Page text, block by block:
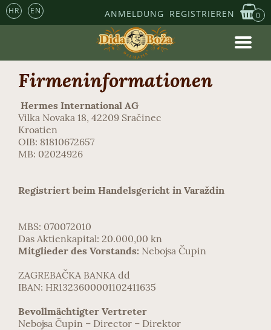
HR EN ANMELDUNG REGISTRIEREN 0
Firmeninformationen
Hermes International AG
Vilka Novaka 18, 42209 Sračinec
Kroatien
OIB: 81810672657
MB: 02024926
Registriert beim Handelsgericht in Varaždin
MBS: 070072010
Das Aktienkapital: 20.000,00 kn
Mitglieder des Vorstands: Nebojsa Čupin
ZAGREBAČKA BANKA dd
IBAN: HR1323600001102411635
Bevollmächtigter Vertreter
Nebojsa Čupin – Director – Direktor